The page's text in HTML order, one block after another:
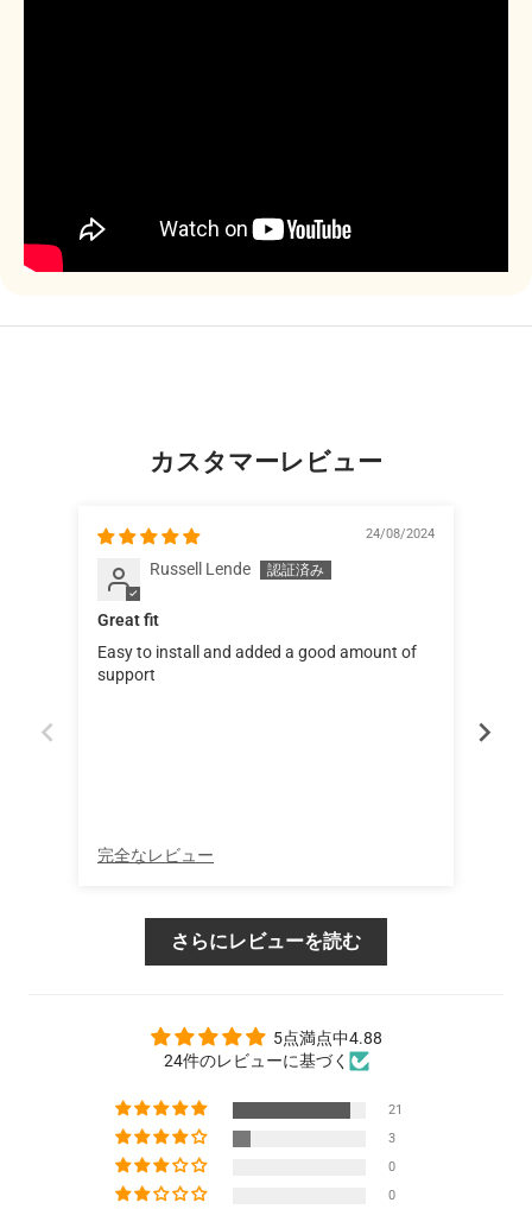
カスタマーレビュー
24/08/2024
Russell Lende
Great fit
Easy to install and added a good amount of
support
完全なレビュー
さらにレビューを読む
5点満点中4.88
24件のレビューに基づく
21
3
0
0